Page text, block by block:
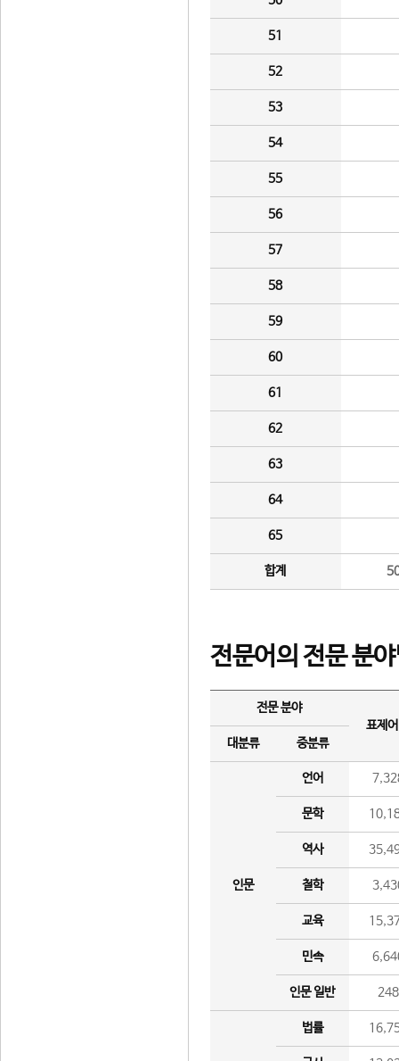
51
52
53
54
55
56
57
58
59
60
61
62
63
64
65
합계
전문어의 전문 분
전문 분야
표제
대분류
중분류
인문
언어
문학
역사
철학
교육
민속
인문 일반 248
법률